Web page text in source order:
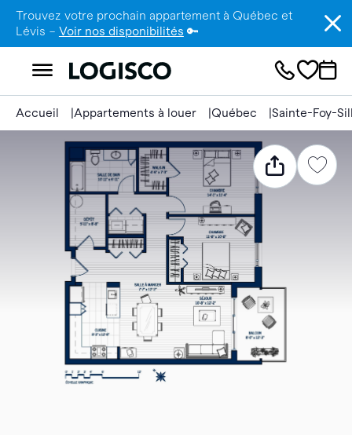
Trouvez votre prochain appartement à Québec et
Lévis – Voir nos disponibilités 🔑
Accueil Appartements à louer Québec Sainte-Foy-